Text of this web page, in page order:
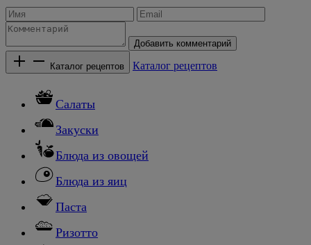
Добавить комментарий
Каталог рецептов Каталог рецептов
Салаты
Закуски
Блюда из овощей
Блюда из яиц
Паста
Ризотто